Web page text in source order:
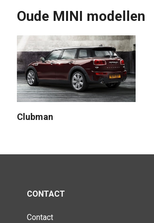
Oude MINI modellen
Clubman
CONTACT
Contact